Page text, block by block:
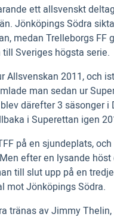
ett allsvenskt
Jönköpings Södra
medan Trelleborgs FF
Sveriges högsta serie.
Allsvenskan 2011, och
man sedan ur
därefter 3 säsonger i
i Superettan igen
på en sjundeplats,
efter en lysande
till slut upp på en
mot Jönköpings Södra.
tränas av Jimmy